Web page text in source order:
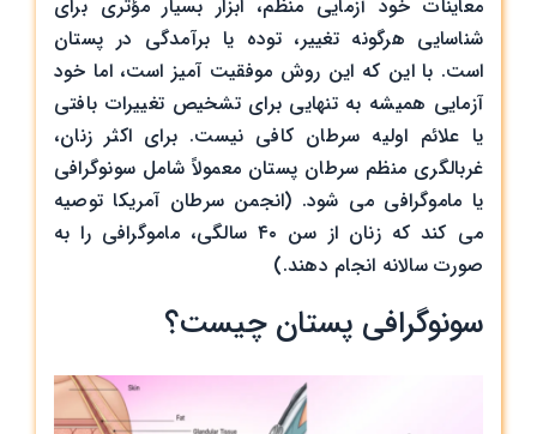
معاینات خود آزمایی منظم، ابزار بسیار مؤثری برای
شناسایی هرگونه تغییر، توده یا برآمدگی در پستان
است. با این که این روش موفقیت ‌آمیز است، اما خود
آزمایی همیشه به تنهایی برای تشخیص تغییرات بافتی
یا علائم اولیه سرطان کافی نیست. برای اکثر زنان،
غربالگری منظم سرطان پستان معمولاً شامل سونوگرافی
یا ماموگرافی می‌ شود. (انجمن سرطان آمریکا توصیه
می‌ کند که زنان از سن ۴۰ سالگی، ماموگرافی را به
صورت سالانه انجام دهند.)
سونوگرافی پستان چیست؟